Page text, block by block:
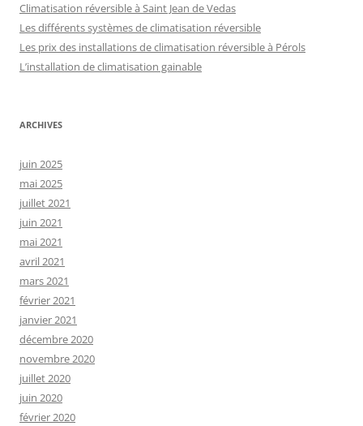
Climatisation réversible à Saint Jean de Vedas
Les différents systèmes de climatisation réversible
Les prix des installations de climatisation réversible à Pérols
L’installation de climatisation gainable
ARCHIVES
juin 2025
mai 2025
juillet 2021
juin 2021
mai 2021
avril 2021
mars 2021
février 2021
janvier 2021
décembre 2020
novembre 2020
juillet 2020
juin 2020
février 2020